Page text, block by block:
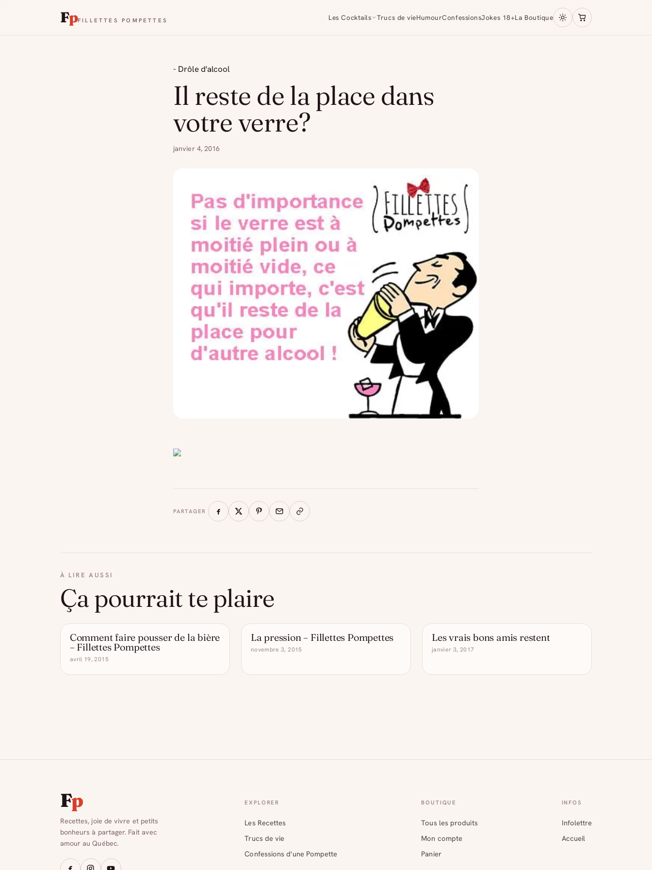
FpFILLETTES POMPETTES Les Cocktails Trucs de vieHumourConfessionsJokes 18+La Boutique
- Drôle d'alcool
Il reste de la place dans
votre verre?
janvier 4, 2016
PARTAGER
À LIRE AUSSI
Ça pourrait te plaire
- DRÔLE D'ALCOOL
Comment faire pousser de la bière
– Fillettes Pompettes
avril 19, 2015
- DRÔLE D'ALCOOL
La pression – Fillettes Pompettes
novembre 3, 2015
- DRÔLE D'ALCOOL
Les vrais bons amis restent
janvier 3, 2017
Fp
Recettes, joie de vivre et petits
bonheurs à partager. Fait avec
amour au Québec.
EXPLORER
Les Recettes
Trucs de vie
Confessions d'une Pompette
BOUTIQUE
Tous les produits
Mon compte
Panier
INFOS
Infolettre
Accueil